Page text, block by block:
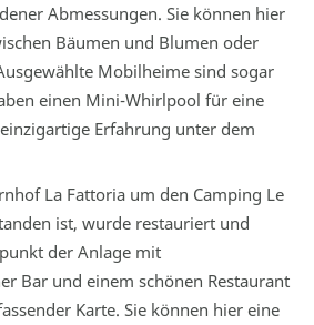
Abmessungen. Sie können hier
Bäumen und Blumen oder
Mobilheime sind sogar
einen Mini-Whirlpool für eine
Erfahrung unter dem
La Fattoria um den Camping Le
ist, wurde restauriert und
der Anlage mit
Bar und einem schönen Restaurant
Karte. Sie können hier eine